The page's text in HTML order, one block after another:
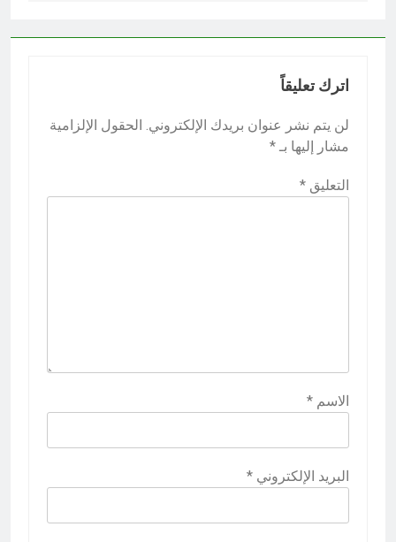
اترك تعليقاً
لن يتم نشر عنوان بريدك الإلكتروني. الحقول الإلزامية
مشار إليها بـ *
التعليق *
الاسم *
البريد الإلكتروني *